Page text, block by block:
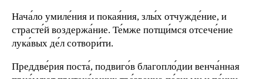
Нача́ло умиле́ния и покая́ния, злы́х отчужде́ние, и
страсте́й воздержа́ние. Те́мже потщи́мся отсече́ние
лука́вых де́л сотвори́ти.
Преддве́рия поста́, подвиго́в благопло́дии венча́нная